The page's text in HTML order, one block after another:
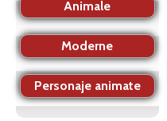
Animale
Moderne
Personaje animate